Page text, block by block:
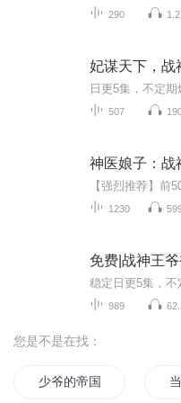
290
507
神医娘子：战
1230
989
您是不是在找：
少爷的帝国